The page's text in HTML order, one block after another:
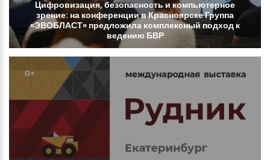
Цифровизация, безопасность и компьютерное
зрение: на конференциивКрасноярскеГруппа
«ЭВОБЛАСТ» предложила комплексный подход к
ведению БВР